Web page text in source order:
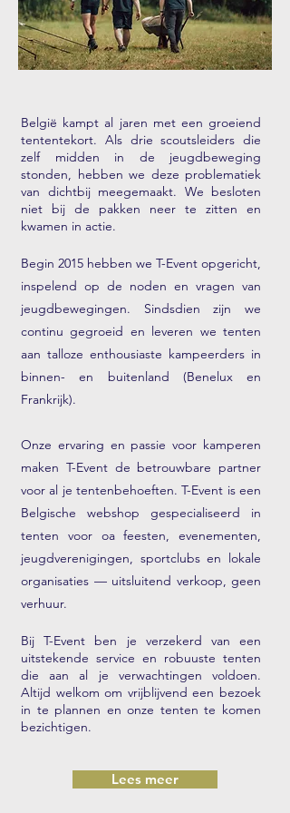
België kampt al jaren met een groeiend
tententekort. Als drie scoutsleiders die
zelf midden in de jeugdbeweging
stonden, hebben we deze problematiek
van dichtbij meegemaakt. We besloten
niet bij de pakken neer te zitten en
kwamen in actie.
Begin 2015 hebben we T-Event opgericht,
inspelend op de noden en vragen van
jeugdbewegingen. Sindsdien zijn we
continu gegroeid en leveren we tenten
aan talloze enthousiaste kampeerders in
binnen- en buitenland (Benelux en
Frankrijk).
Onze ervaring en passie voor kamperen
maken T-Event de betrouwbare partner
voor al je tentenbehoeften. T-Event is een
Belgische webshop gespecialiseerd in
tenten voor oa feesten, evenementen,
jeugdverenigingen, sportclubs en lokale
organisaties — uitsluitend verkoop, geen
verhuur.
Bij T-Event ben je verzekerd van een
uitstekende service en robuuste tenten
die aan al je verwachtingen voldoen.
Altijd welkom om vrijblijvend een bezoek
in te plannen en onze tenten te komen
bezichtigen.
Lees meer